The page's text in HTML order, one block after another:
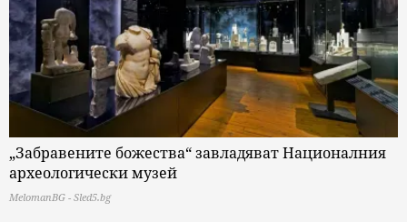
„Забравените божества“ завладяват Националния
археологически музей
MelomanBG - Sled5.bg